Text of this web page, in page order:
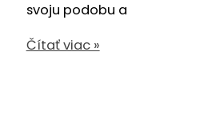
svoju podobu a
Orlovský
Čítať viac »